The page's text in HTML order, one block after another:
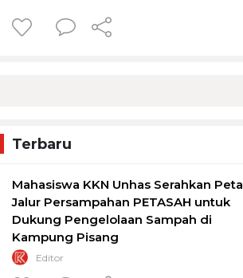
Terbaru
Mahasiswa KKN Unhas Serahkan Peta
Jalur Persampahan PETASAH untuk
Dukung Pengelolaan Sampah di
Kampung Pisang
Editor